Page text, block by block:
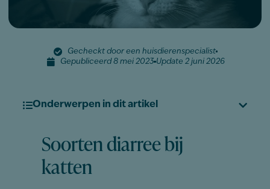
Gecheckt door een huisdierenspecialist
Gepubliceerd 8 mei 2023 Update 2 juni 2026
Onderwerpen in dit artikel
Soorten diarree bij
katten